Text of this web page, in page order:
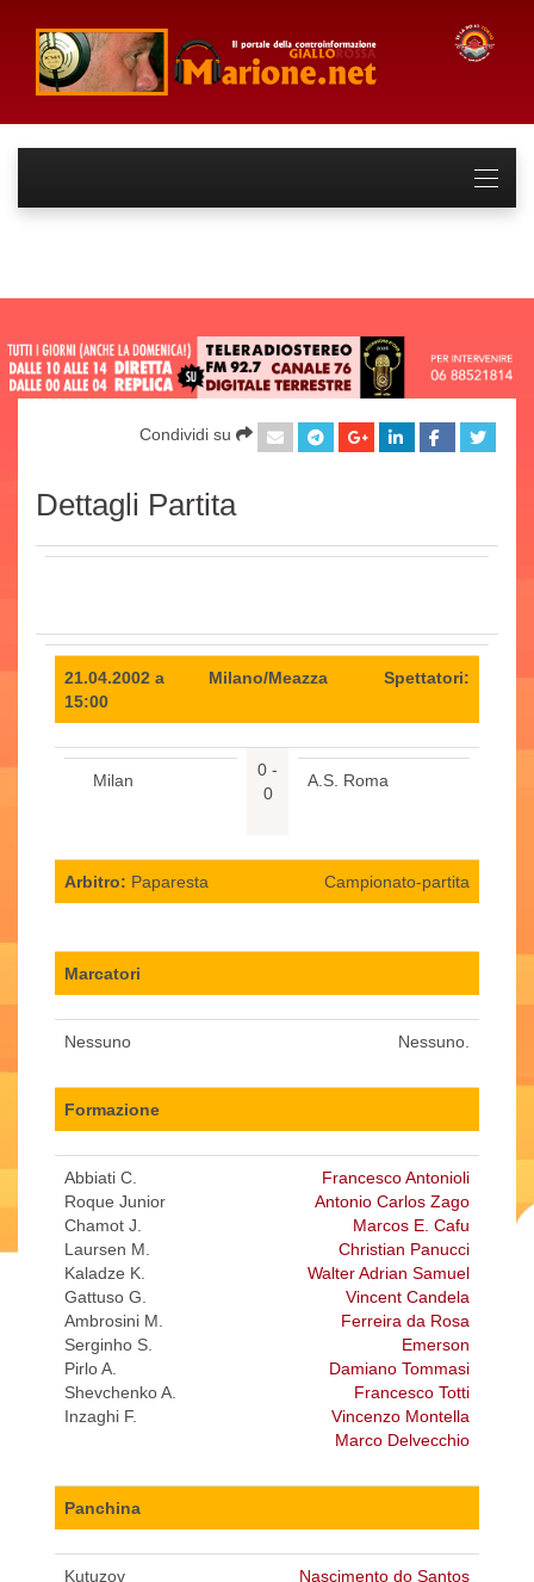
Condividi su
Dettagli Partita
21.04.2002 a
15:00
Milano/Meazza Spettatori:
Milan
0 -
0
A.S. Roma
Arbitro: Paparesta Campionato-partita
Marcatori
Nessuno Nessuno.
Formazione
Abbiati C.
Roque Junior
Chamot J.
Laursen M.
Kaladze K.
Gattuso G.
Ambrosini M.
Serginho S.
Pirlo A.
Shevchenko A.
Inzaghi F.
Francesco Antonioli
Antonio Carlos Zago
Marcos E. Cafu
Christian Panucci
Walter Adrian Samuel
Vincent Candela
Ferreira da Rosa
Emerson
Damiano Tommasi
Francesco Totti
Vincenzo Montella
Marco Delvecchio
Panchina
Kutuzov
Nascimento do Santos